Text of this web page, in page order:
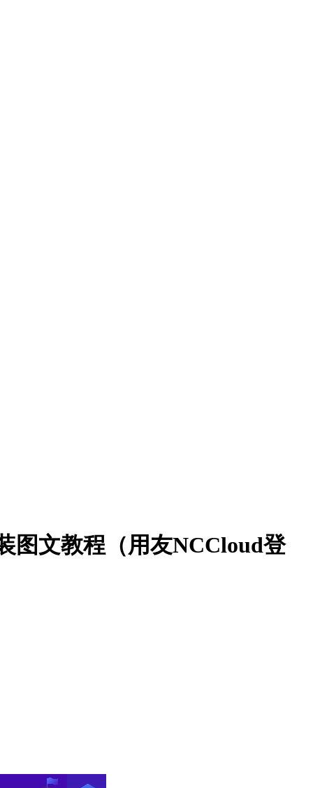
图文教程（用友NCCloud登